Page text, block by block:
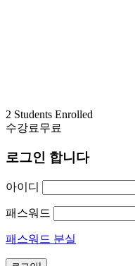
2 Students Enrolled
수강료무료
로그인 합니다
아이디
패스워드
패스워드 분실